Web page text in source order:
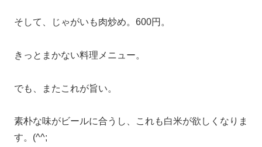
そして、じゃがいも肉炒め。600円。
きっとまかない料理メニュー。
でも、またこれが旨い。
素朴な味がビールに合うし、これも白米が欲しくなりま
す。(^^;